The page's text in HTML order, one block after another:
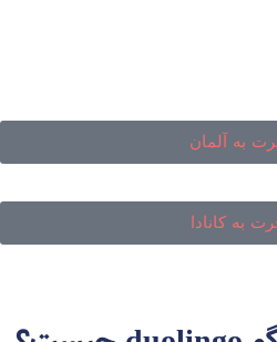
به آلمان
به کانادا